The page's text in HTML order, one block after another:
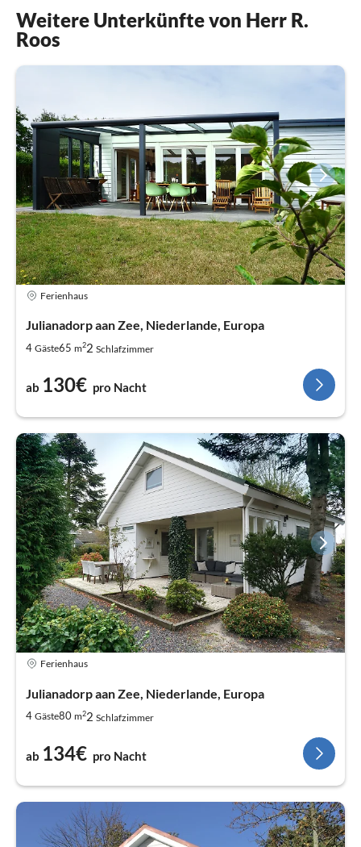
Weitere Unterkünfte von Herr R.
Roos
Ferienhaus
Julianadorp aan Zee, Niederlande, Europa
4 Gäste65 m22 Schlafzimmer
ab 130€ pro Nacht
Ferienhaus
Julianadorp aan Zee, Niederlande, Europa
4 Gäste80 m22 Schlafzimmer
ab 134€ pro Nacht